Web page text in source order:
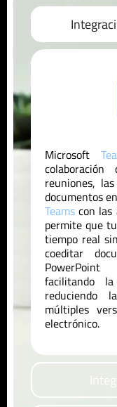
Microsoft
reuniones,
documentos
Teams con las
permite que
tiempo real
coeditar
facilitando
reduciendo
múltiples
electrónico.